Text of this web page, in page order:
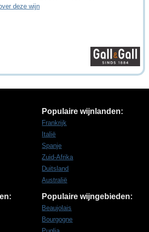
deze wijn
Populaire wijnlanden:
Frankrijk
Italië
Spanje
Zuid-Afrika
Duitsland
Australië
Populaire wijngebieden:
Beaujolais
Bourgogne